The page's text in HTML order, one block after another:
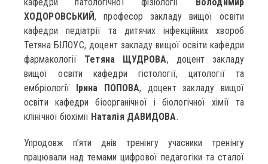
ХОДОРОВСЬКИЙ, професор закладу вищої освіти
кафедри педіатрії та дитячих інфекційних хвороб
Тетяна БІЛОУС, доцент закладу вищої освіти кафедри
фармакології Тетяна ЩУДРОВА, доцент закладу
вищої освіти кафедри гістології, цитології та
ембріології Ірина ПОПОВА, доцент закладу вищої
освіти кафедри біоорганічної і біологічної хімії та
клінічної біохімії Наталія ДАВИДОВА.
Упродовж п’яти днів тренінгу учасники тренінгу
працювали над темами цифрової педагогіки та сталої